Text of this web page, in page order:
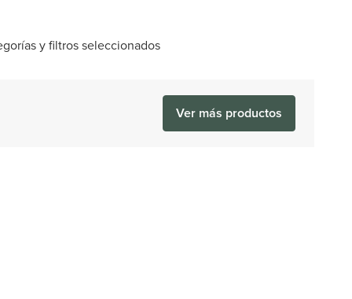
y filtros seleccionados
Ver más productos